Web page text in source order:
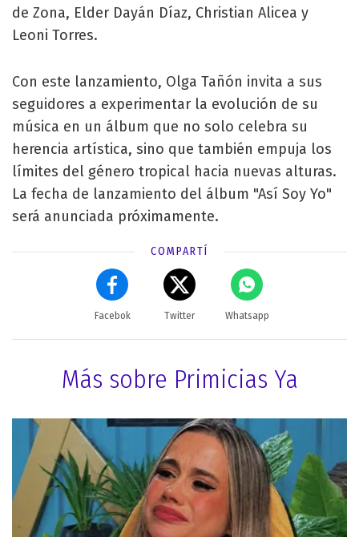
de Zona, Elder Dayán Díaz, Christian Alicea y
Leoni Torres.
Con este lanzamiento, Olga Tañón invita a sus
seguidores a experimentar la evolución de su
música en un álbum que no solo celebra su
herencia artística, sino que también empuja los
límites del género tropical hacia nuevas alturas.
La fecha de lanzamiento del álbum "Así Soy Yo"
será anunciada próximamente.
COMPARTÍ
Facebok Twitter Whatsapp
Más sobre Primicias Ya